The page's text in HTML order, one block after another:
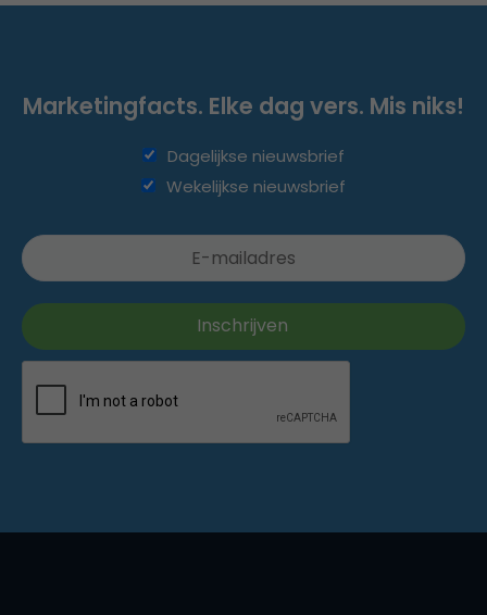
Marketingfacts. Elke dag vers. Mis niks!
Dagelijkse nieuwsbrief
Wekelijkse nieuwsbrief